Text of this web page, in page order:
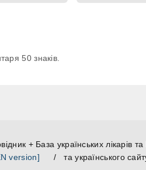
50 знаків.
+ База українських лікарів та
version] / та українського